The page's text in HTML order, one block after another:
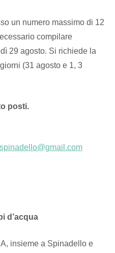
un numero massimo di 12
compilare
29 agosto. Si richiede la
(31 agosto e 1, 3
posti.
spinadello@gmail.com
d’acqua
insieme a Spinadello e